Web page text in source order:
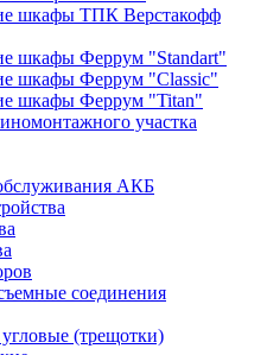
шкафы ТПК Верстакофф
шкафы Феррум "Standart"
шкафы Феррум "Classic"
шкафы Феррум "Titan"
участка
АКБ
соединения
(трещотки)